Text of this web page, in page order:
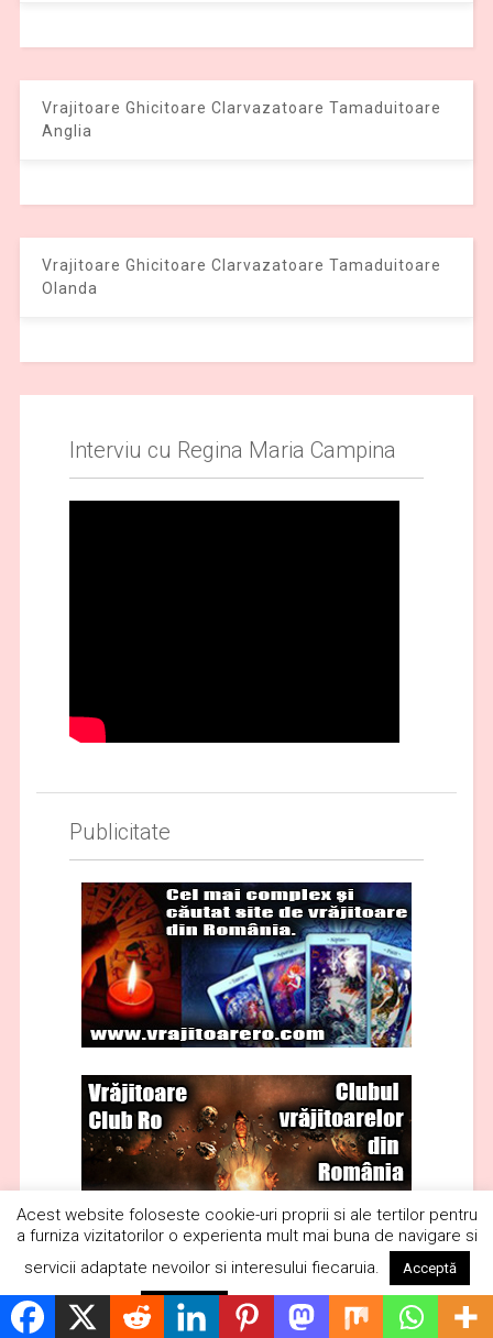
Vrajitoare Ghicitoare Clarvazatoare Tamaduitoare
Anglia
Vrajitoare Ghicitoare Clarvazatoare Tamaduitoare
Olanda
Interviu cu Regina Maria Campina
Publicitate
Acest website foloseste cookie-uri proprii si ale tertilor pentru
a furniza vizitatorilor o experienta mult mai buna de navigare si
servicii adaptate nevoilor si interesului fiecaruia.
Acceptă
Respinge Citește mai mult